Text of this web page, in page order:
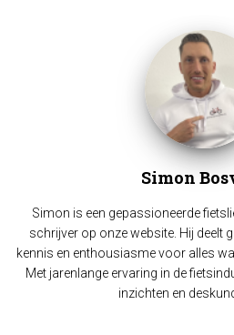
Simon
Simon is een gepassioneerde
schrijver op onze website. Hij deelt
kennis en enthousiasme voor alles
Met jarenlange ervaring in de
inzichten en